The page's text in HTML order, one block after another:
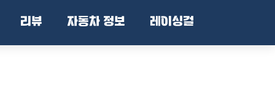
리뷰 자동차 정보 레이싱걸